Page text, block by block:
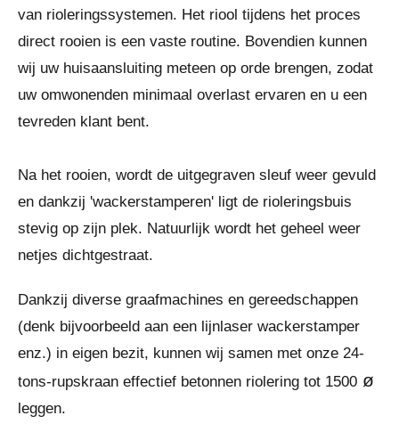
van rioleringssystemen. Het riool tijdens het proces
direct rooien is een vaste routine. Bovendien kunnen
wij uw huisaansluiting meteen op orde brengen, zodat
uw omwonenden minimaal overlast ervaren en u een
tevreden klant bent.
Na het rooien, wordt de uitgegraven sleuf weer gevuld
en dankzij 'wackerstamperen' ligt de rioleringsbuis
stevig op zijn plek. Natuurlijk wordt het geheel weer
netjes dichtgestraat.
Dankzij diverse graafmachines en gereedschappen
(denk bijvoorbeeld aan een lijnlaser wackerstamper
enz.) in eigen bezit, kunnen wij samen met onze 24-
tons-rupskraan effectief betonnen riolering tot 1500 ø
leggen.